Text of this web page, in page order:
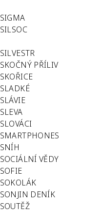
SIGMA
SILSOC
SILVESTR
SKOČNÝ PŘÍLIV
SKOŘICE
SLADKÉ
SLÁVIE
SLEVA
SLOVÁCI
SMARTPHONES
SNÍH
SOCIÁLNÍ VĚDY
SOFIE
SOKOLÁK
SONJIN DENÍK
SOUTĚŽ